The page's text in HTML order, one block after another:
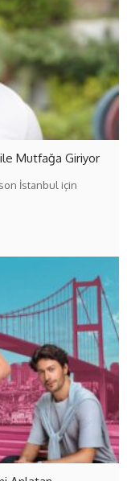
Mutfağa Giriyor
İstanbul için